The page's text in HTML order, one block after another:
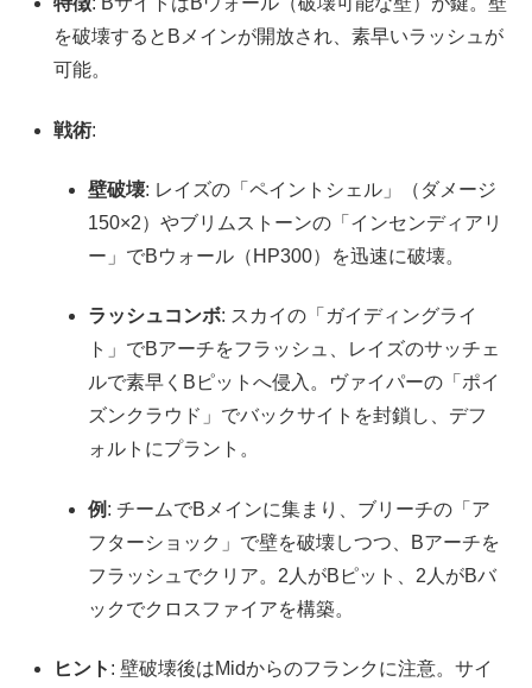
を破壊するとBメインが開放され、素早いラッシュが
可能。
戦術:
壁破壊: レイズの「ペイントシェル」（ダメージ
150×2）やブリムストーンの「インセンディアリ
ー」でBウォール（HP300）を迅速に破壊。
ラッシュコンボ: スカイの「ガイディングライ
ト」でBアーチをフラッシュ、レイズのサッチェ
ルで素早くBピットへ侵入。ヴァイパーの「ポイ
ズンクラウド」でバックサイトを封鎖し、デフ
ォルトにプラント。
例 : チームでBメインに集まり、ブリーチの「ア
フターショック」で壁を破壊しつつ、Bアーチを
フラッシュでクリア。2人がBピット、2人がBバ
ックでクロスファイアを構築。
ヒント : 壁破壊後はMidからのフランクに注意。サイ